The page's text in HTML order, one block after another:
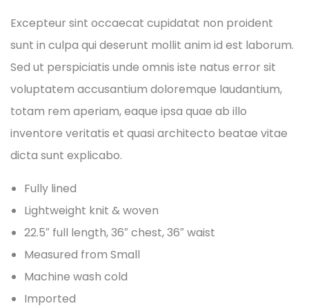
Excepteur sint occaecat cupidatat non proident
sunt in culpa qui deserunt mollit anim id est laborum.
Sed ut perspiciatis unde omnis iste natus error sit
voluptatem accusantium doloremque laudantium,
totam rem aperiam, eaque ipsa quae ab illo
inventore veritatis et quasi architecto beatae vitae
dicta sunt explicabo.
Fully lined
Lightweight knit & woven
22.5″ full length, 36″ chest, 36″ waist
Measured from Small
Machine wash cold
Imported